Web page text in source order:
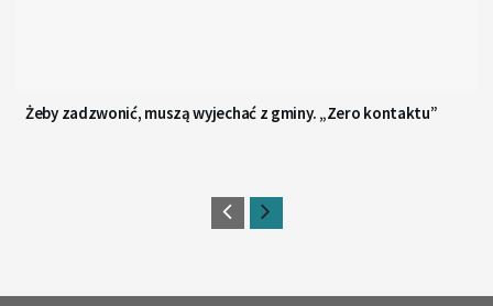
Żeby zadzwonić, muszą wyjechać z gminy. „Zero kontaktu”